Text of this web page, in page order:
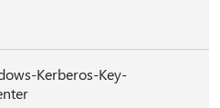
Kerberos-Key-